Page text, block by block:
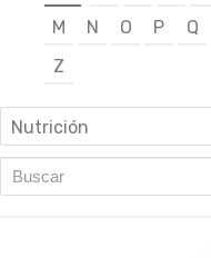
M
N O P Q
Z